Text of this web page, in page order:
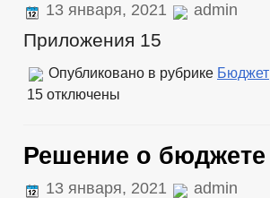
13 января, 2021 admin
Приложения 15
Опубликовано в рубрике Бюджет
15 отключены
Решение о бюджете
13 января, 2021 admin